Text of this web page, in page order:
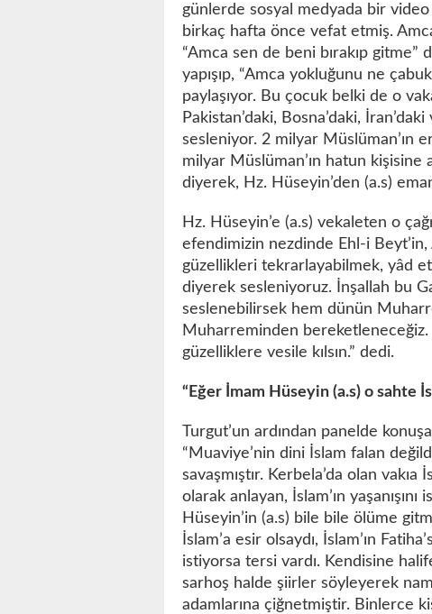
günlerde sosyal medyada bir
birkaç hafta önce vefat etmiş.
“Amca sen de beni bırakıp
yapışıp, “Amca yokluğunu ne
paylaşıyor. Bu çocuk belki de o
Pakistan’daki, Bosna’daki,
sesleniyor. 2 milyar Müslüman’ın
milyar Müslüman’ın hatun kişisine
diyerek, Hz. Hüseyin’den (a.s)
Hz. Hüseyin’e (a.s) vekaleten o
efendimizin nezdinde Ehl-i
güzellikleri tekrarlayabilmek, yâd
diyerek sesleniyoruz. İnşallah bu
seslenebilirsek hem dünün
Muharreminden
güzelliklere vesile kılsın.” dedi.
“Eğer İmam Hüseyin (a.s) o sahte
Turgut’un ardından panelde
“Muaviye’nin dini İslam falan
savaşmıştır. Kerbela’da olan vakıa
olarak anlayan, İslam’ın
Hüseyin’in (a.s) bile bile ölüme
İslam’a esir olsaydı, İslam’ın
istiyorsa tersi vardı. Kendisine
sarhoş halde şiirler söyleyerek
adamlarına çiğnetmiştir. Binlerce